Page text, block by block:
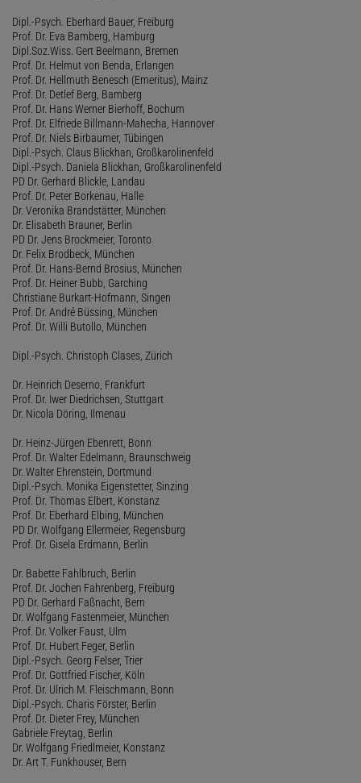
Dipl.-Psych. Eberhard Bauer, Freiburg
Prof. Dr. Eva Bamberg, Hamburg
Dipl.Soz.Wiss. Gert Beelmann, Bremen
Prof. Dr. Helmut von Benda, Erlangen
Prof. Dr. Hellmuth Benesch (Emeritus), Mainz
Prof. Dr. Detlef Berg, Bamberg
Prof. Dr. Hans Werner Bierhoff, Bochum
Prof. Dr. Elfriede Billmann-Mahecha, Hannover
Prof. Dr. Niels Birbaumer, Tübingen
Dipl.-Psych. Claus Blickhan, Großkarolinenfeld
Dipl.-Psych. Daniela Blickhan, Großkarolinenfeld
PD Dr. Gerhard Blickle, Landau
Prof. Dr. Peter Borkenau, Halle
Dr. Veronika Brandstätter, München
Dr. Elisabeth Brauner, Berlin
PD Dr. Jens Brockmeier, Toronto
Dr. Felix Brodbeck, München
Prof. Dr. Hans-Bernd Brosius, München
Prof. Dr. Heiner Bubb, Garching
Christiane Burkart-Hofmann, Singen
Prof. Dr. André Büssing, München
Prof. Dr. Willi Butollo, München
Dipl.-Psych. Christoph Clases, Zürich
Dr. Heinrich Deserno, Frankfurt
Prof. Dr. Iwer Diedrichsen, Stuttgart
Dr. Nicola Döring, Ilmenau
Dr. Heinz-Jürgen Ebenrett, Bonn
Prof. Dr. Walter Edelmann, Braunschweig
Dr. Walter Ehrenstein, Dortmund
Dipl.-Psych. Monika Eigenstetter, Sinzing
Prof. Dr. Thomas Elbert, Konstanz
Prof. Dr. Eberhard Elbing, München
PD Dr. Wolfgang Ellermeier, Regensburg
Prof. Dr. Gisela Erdmann, Berlin
Dr. Babette Fahlbruch, Berlin
Prof. Dr. Jochen Fahrenberg, Freiburg
PD Dr. Gerhard Faßnacht, Bern
Dr. Wolfgang Fastenmeier, München
Prof. Dr. Volker Faust, Ulm
Prof. Dr. Hubert Feger, Berlin
Dipl.-Psych. Georg Felser, Trier
Prof. Dr. Gottfried Fischer, Köln
Prof. Dr. Ulrich M. Fleischmann, Bonn
Dipl.-Psych. Charis Förster, Berlin
Prof. Dr. Dieter Frey, München
Gabriele Freytag, Berlin
Dr. Wolfgang Friedlmeier, Konstanz
Dr. Art T. Funkhouser, Bern